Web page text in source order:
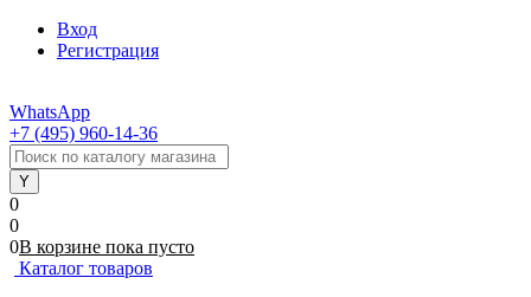
Вход
Регистрация
WhatsApp
+7 (495) 960-14-36
0
0
0В корзине пока пусто
Каталог товаров